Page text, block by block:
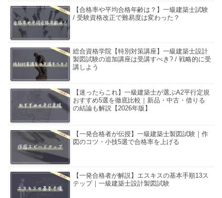
【合格率や平均合格年齢は？】一級建築士試験
/ 受験資格改正で難易度は変わった？
総合資格学院【特別対策講座】一級建築士設計
製図試験の追加講座は受講すべき? / 戦略的に受
講しよう
【迷ったらこれ】一級建築士が選ぶA2平行定規
おすすめ5選を徹底比較｜新品・中古・借りる
の結論も解説【2026年版】
【一発合格者が伝授】一級建築士製図試験｜作
図のコツ・小技5選で合格率を上げる
【一発合格者が解説】エスキスの基本手順13ス
テップ｜一級建築士設計製図試験